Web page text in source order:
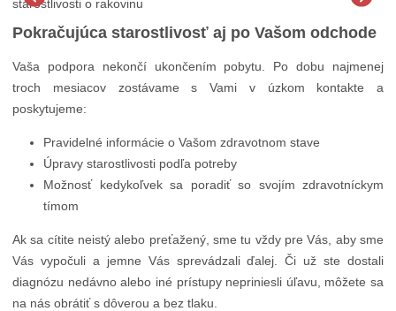
Pokračujúca starostlivosť aj po Vašom odchode
Vaša podpora nekončí ukončením pobytu. Po dobu najmenej
troch mesiacov zostávame s Vami v úzkom kontakte a
poskytujeme:
Pravidelné informácie o Vašom zdravotnom stave
Úpravy starostlivosti podľa potreby
Možnosť kedykoľvek sa poradiť so svojím zdravotníckym
tímom
Ak sa cítite neistý alebo preťažený, sme tu vždy pre Vás, aby sme
Vás vypočuli a jemne Vás sprevádzali ďalej. Či už ste dostali
diagnózu nedávno alebo iné prístupy nepriniesli úľavu, môžete sa
na nás obrátiť s dôverou a bez tlaku.